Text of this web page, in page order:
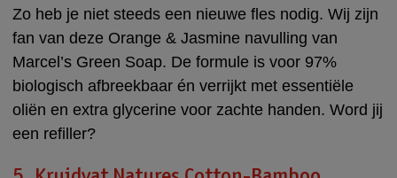
Zo heb je niet steeds een nieuwe fles nodig. Wij zijn
fan van deze Orange & Jasmine navulling van
Marcel’s Green Soap. De formule is voor 97%
biologisch afbreekbaar én verrijkt met essentiële
oliën en extra glycerine voor zachte handen. Word jij
een refiller?